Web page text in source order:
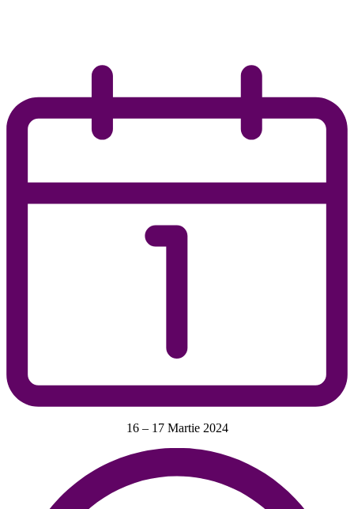
16 – 17 Martie 2024